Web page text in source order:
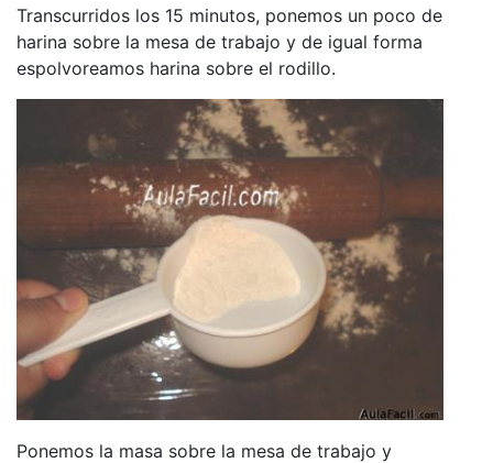
Transcurridos los 15 minutos, ponemos un poco de
harina sobre la mesa de trabajo y de igual forma
espolvoreamos harina sobre el rodillo.
Ponemos la masa sobre la mesa de trabajo y